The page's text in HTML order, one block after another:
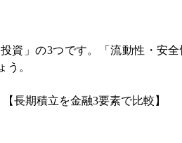
資」の3つです。「流動性・安
う。
【長期積立を金融3要素で比較】